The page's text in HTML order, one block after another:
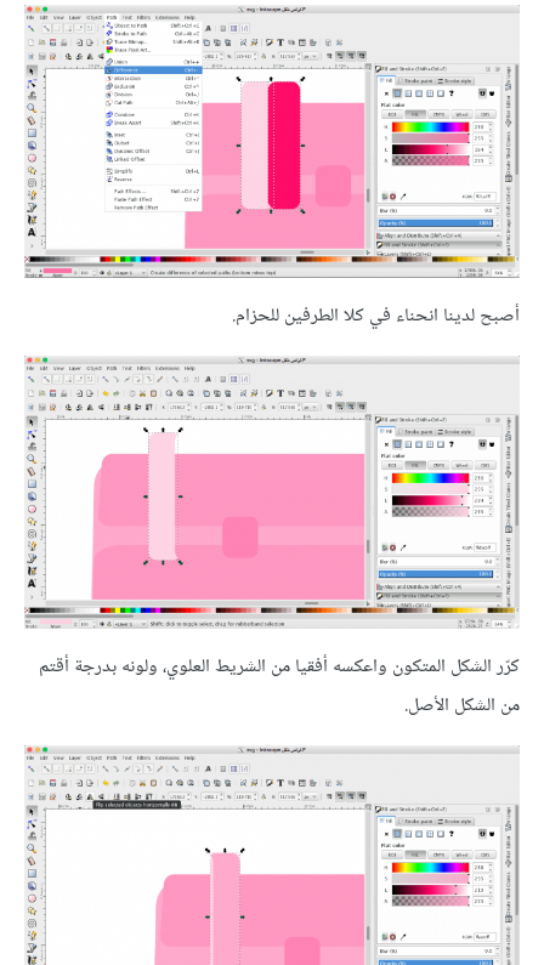
أصبح لدينا انحناء في كلا الطرفين للحزام.
كرّر الشكل المتكون واعكسه أفقيا من الشريط العلوي، ولونه بدرجة أقتم
من الشكل الأصل.